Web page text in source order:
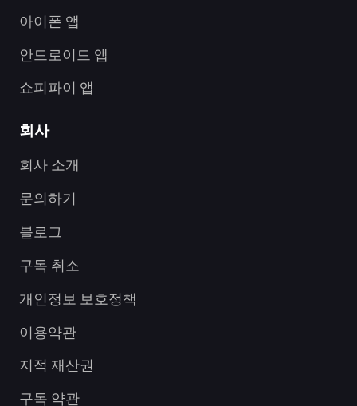
아이폰 앱
안드로이드 앱
쇼피파이 앱
회사
회사 소개
문의하기
블로그
구독 취소
개인정보 보호정책
이용약관
지적 재산권
구독 약관